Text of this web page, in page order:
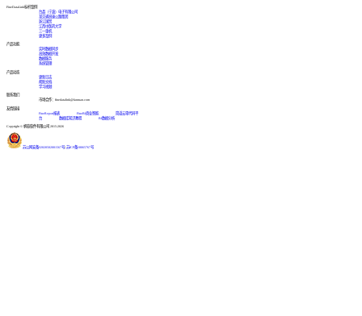
FineDataLink标杆案例
台晶（宁波）电子有限公司
某交通高速公路集团
浙江国贸
江西中医药大学
三一重机
更多案例
产品功能
实时数据同步
高效数据开发
数据服务
系统管理
产品动态
更新日志
帮助文档
学习视频
联系我们
市场合作：finedatalink@fanruan.com
友情链接
FineReport报表
FineBI商业智能
简道云零代码平
台
数据库知识教程 BI数据分析
Copyright © 帆软软件有限公司 2015-2026
苏公网安备32020502001567号| 苏ICP备18065767号